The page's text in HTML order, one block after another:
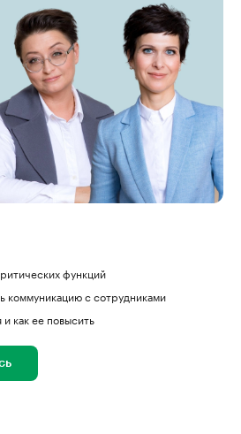
функций
коммуникацию с сотрудниками
как ее повысить